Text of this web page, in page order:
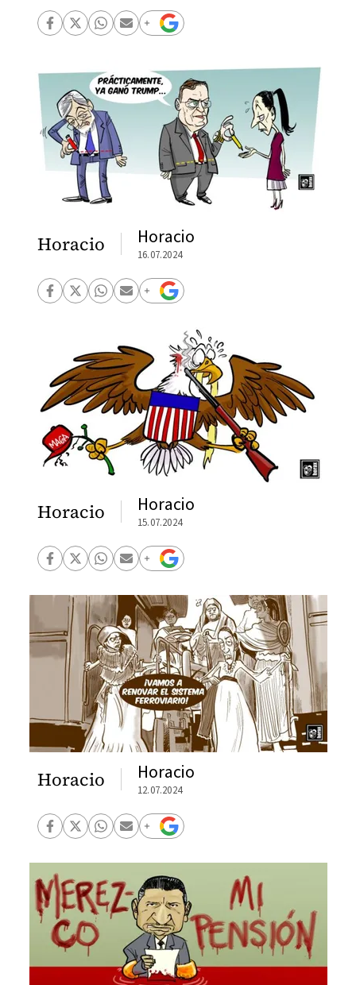
Horacio Horacio
16.07.2024
Horacio Horacio
15.07.2024
Horacio Horacio
12.07.2024